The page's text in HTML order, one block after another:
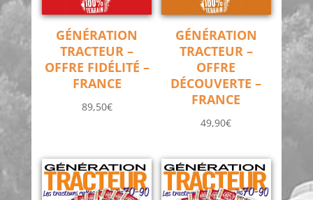
GÉNÉRATION
TRACTEUR –
OFFRE FIDÉLITÉ –
FRANCE
89,50€
GÉNÉRATION
TRACTEUR –
OFFRE
DÉCOUVERTE –
FRANCE
49,90€